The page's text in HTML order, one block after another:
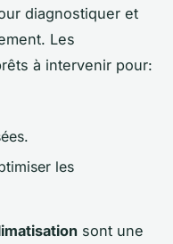
diagnostiquer et
Les
à intervenir pour:
les
sont une